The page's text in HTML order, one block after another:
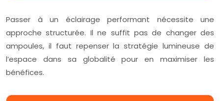
Passer à un éclairage performant nécessite une
approche structurée. Il ne suffit pas de changer des
ampoules, il faut repenser la stratégie lumineuse de
l’espace dans sa globalité pour en maximiser les
bénéfices.